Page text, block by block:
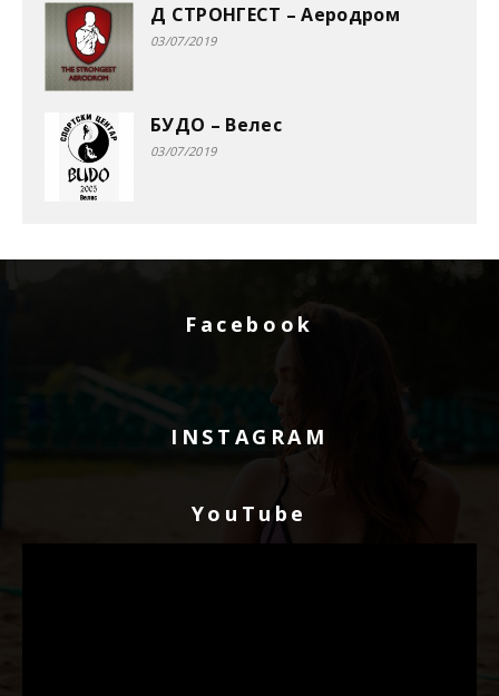
Д СТРОНГЕСТ – Аеродром
03/07/2019
БУДО – Велес
03/07/2019
Facebook
INSTAGRAM
YouTube